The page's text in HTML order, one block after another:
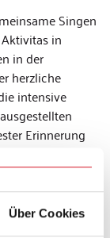
Über Cookies
Singen
in
in der
herzliche
intensive
Erinnerung
zum
Rup! für